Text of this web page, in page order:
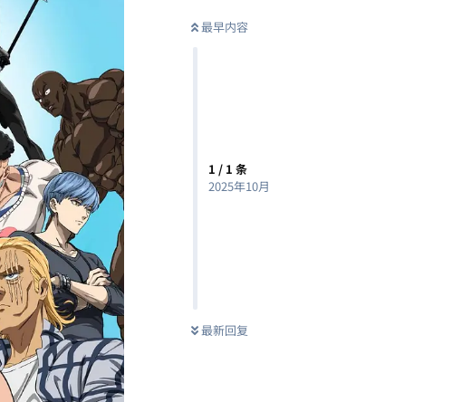
最早内容
1 / 1 条
2025年10月
最新回复